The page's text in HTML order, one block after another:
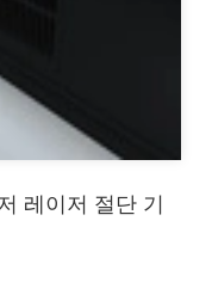
레이저 절단 기